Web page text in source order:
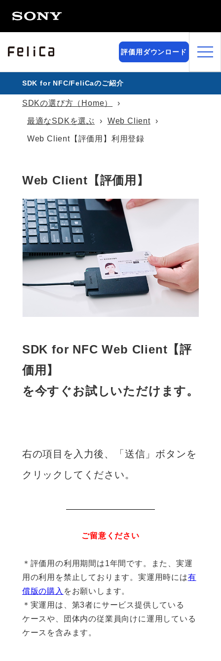
評価用ダウンロード
SDK for NFC/FeliCaのご紹介
SDKの選び方（Home）
最適なSDKを選ぶ Web Client
Web Client【評価用】利用登録
Web Client【評価用】
SDK for NFC Web Client【評
価用】
を今すぐお試しいただけます。
右の項目を入力後、「送信」ボタンを
クリックしてください。
ご留意ください
＊評価用の利用期間は1年間です。また、実運
用の利用を禁止しております。実運用時には有
償版の購入 をお願いします。
＊実運用は、第3者にサービス提供している
ケースや、団体内の従業員向けに運用している
ケースを含みます。